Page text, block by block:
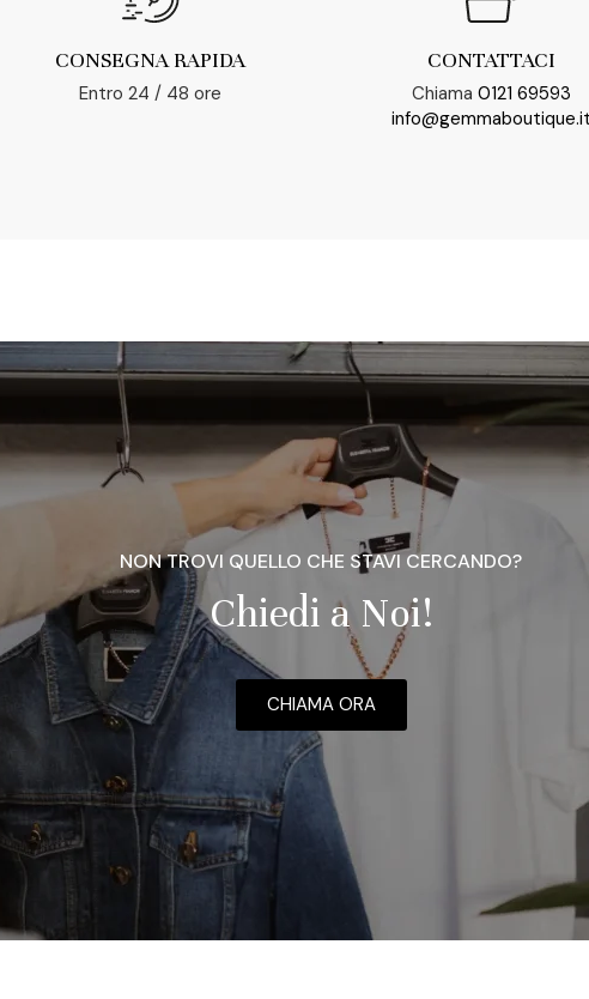
CONSEGNA RAPIDA
Entro 24 / 48 ore
CONTATTACI
Chiama 0121 69593
NON TROVI QUELLO CHE STAVI CERCANDO?
Chiedi a Noi!
CHIAMA ORA